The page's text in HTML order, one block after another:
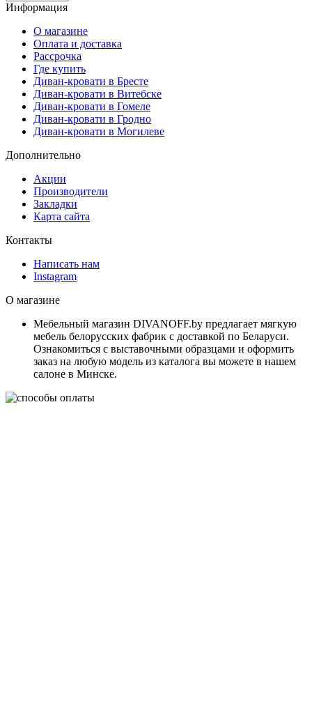
Информация
О магазине
Оплата и доставка
Рассрочка
Где купить
Диван-кровати в Бресте
Диван-кровати в Витебске
Диван-кровати в Гомеле
Диван-кровати в Гродно
Диван-кровати в Могилеве
Дополнительно
Акции
Производители
Закладки
Карта сайта
Контакты
Написать нам
Instagram
О магазине
Мебельный магазин DIVANOFF.by предлагает мягкую
мебель белорусских фабрик с доставкой по Беларуси.
Ознакомиться с выставочными образцами и оформить
заказ на любую модель из каталога вы можете в нашем
салоне в Минске.